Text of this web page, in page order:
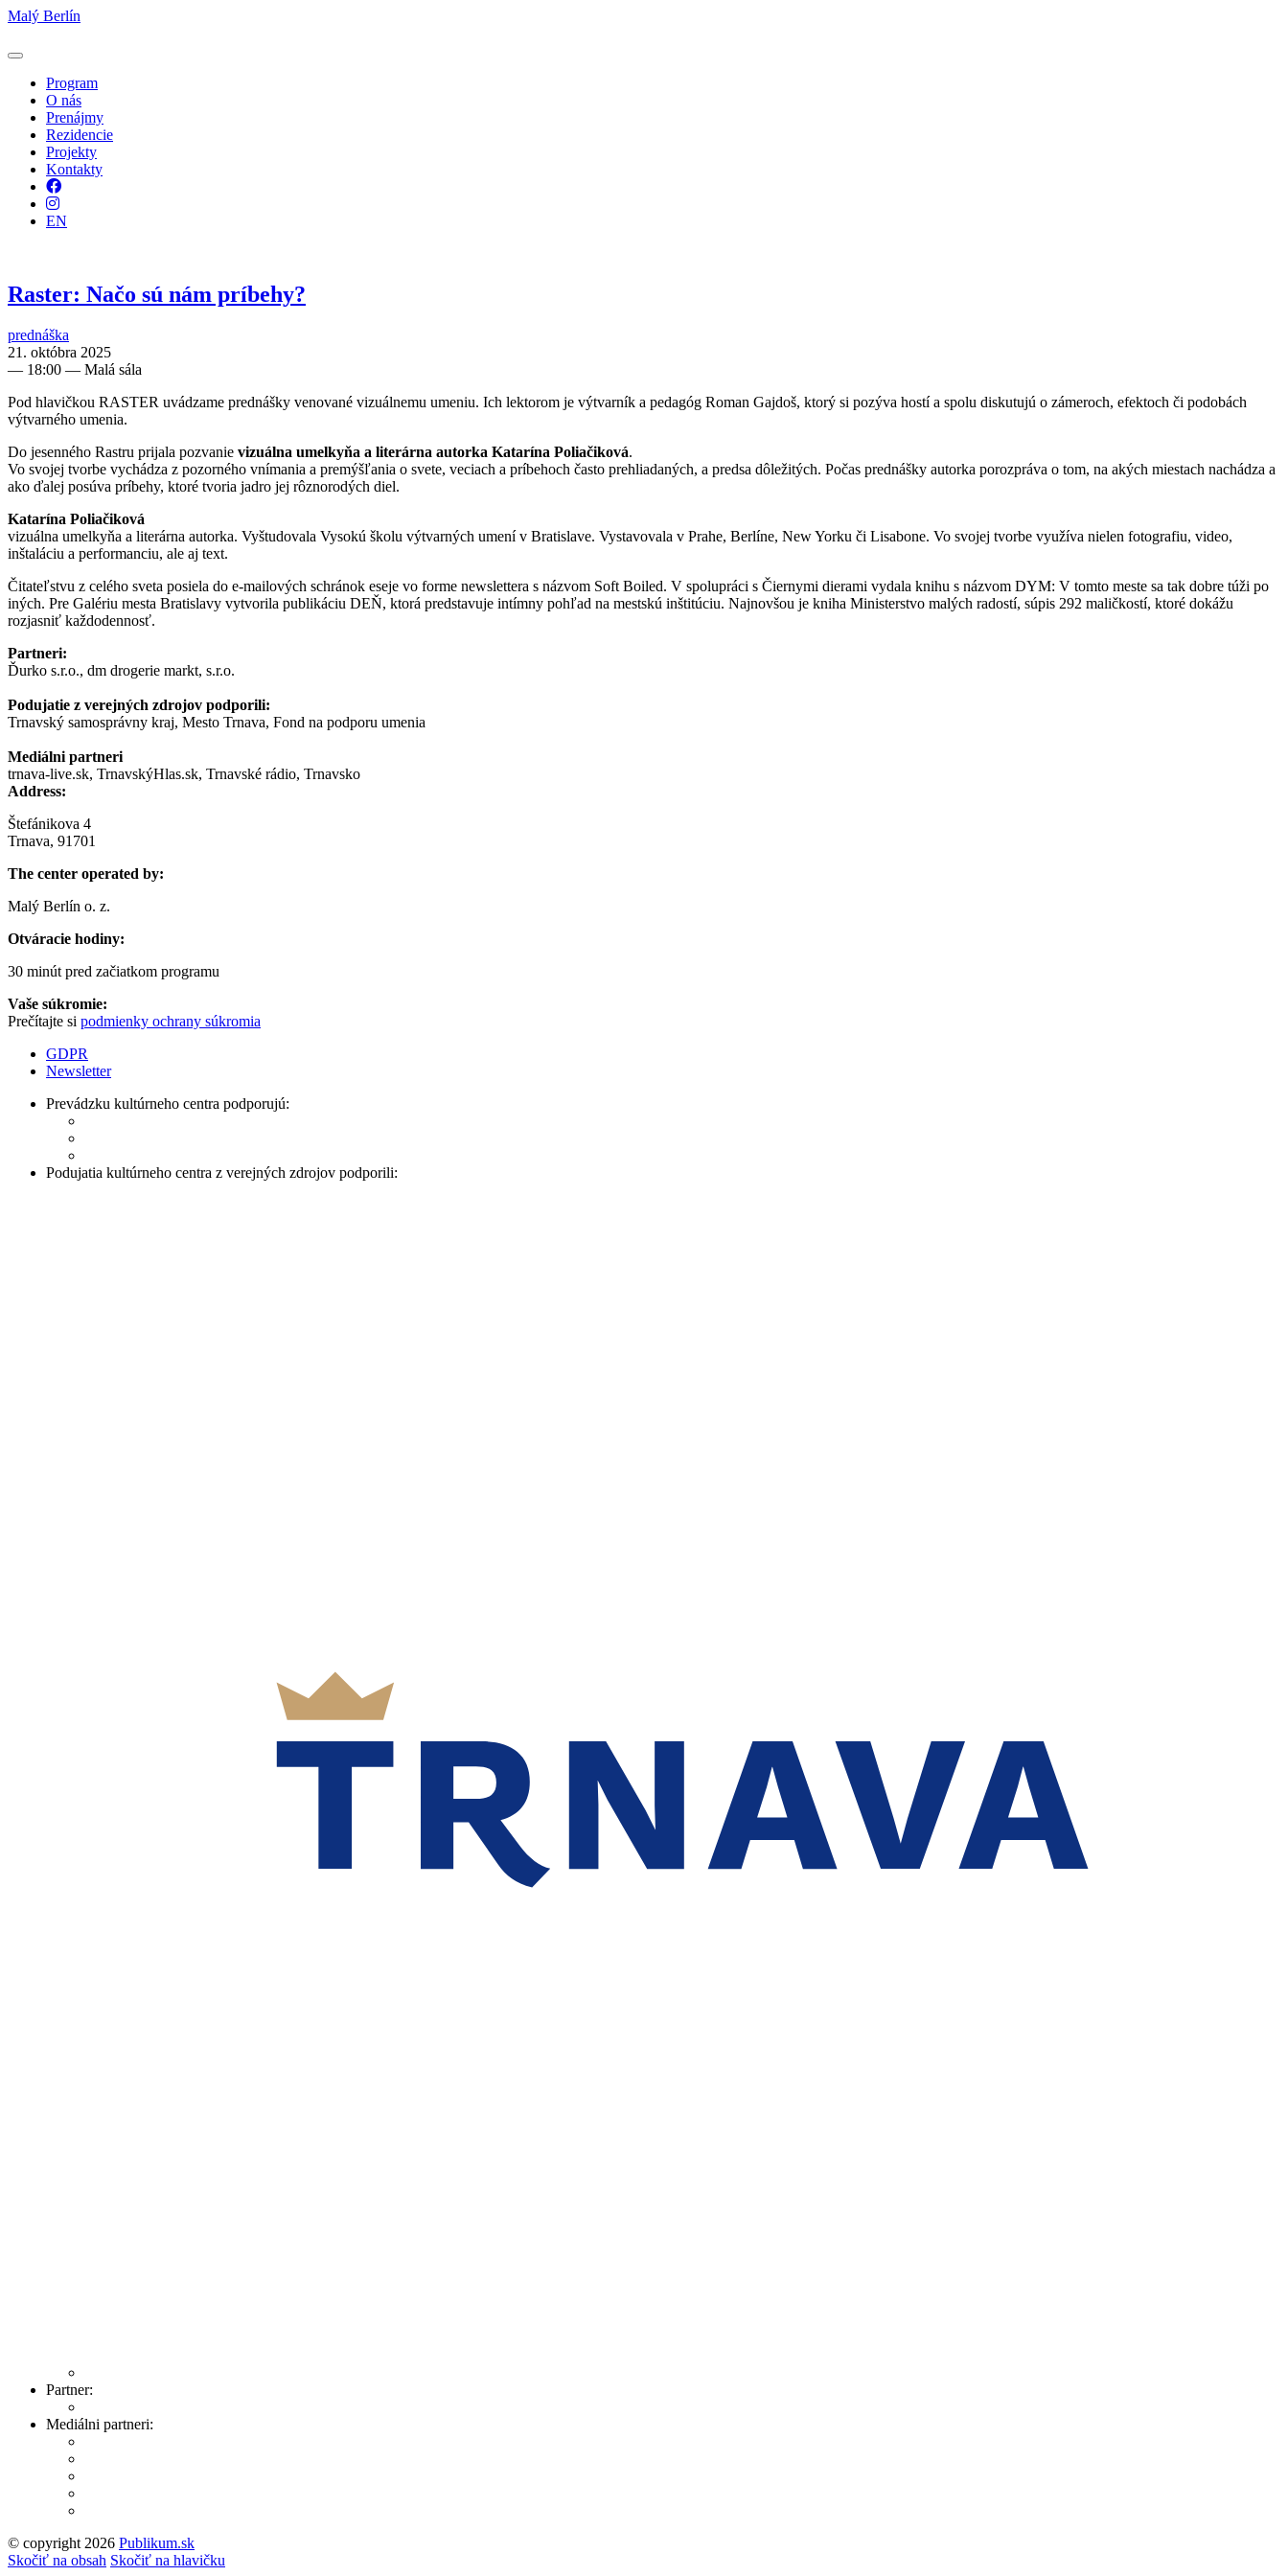
Malý Berlín
Program
O nás
Prenájmy
Rezidencie
Projekty
Kontakty
Facebook
Instagram
EN
Raster: Načo sú nám príbehy?
prednáška
21. októbra 2025
— 18:00 — Malá sála
Pod hlavičkou RASTER uvádzame prednášky venované vizuálnemu umeniu. Ich lektorom je výtvarník a pedagóg Roman Gajdoš, ktorý si pozýva hostí a spolu diskutujú o zámeroch, efektoch či podobách
výtvarného umenia.
Do jesenného Rastru prijala pozvanie vizuálna umelkyňa a literárna autorka Katarína Poliačiková.
Vo svojej tvorbe vychádza z pozorného vnímania a premýšľania o svete, veciach a príbehoch často prehliadaných, a predsa dôležitých. Počas prednášky autorka porozpráva o tom, na akých miestach nachádza a
ako ďalej posúva príbehy, ktoré tvoria jadro jej rôznorodých diel.
Katarína Poliačiková
vizuálna umelkyňa a literárna autorka. Vyštudovala Vysokú školu výtvarných umení v Bratislave. Vystavovala v Prahe, Berlíne, New Yorku či Lisabone. Vo svojej tvorbe využíva nielen fotografiu, video,
inštaláciu a performanciu, ale aj text.
Čitateľstvu z celého sveta posiela do e-mailových schránok eseje vo forme newslettera s názvom Soft Boiled. V spolupráci s Čiernymi dierami vydala knihu s názvom DYM: V tomto meste sa tak dobre túži po
iných. Pre Galériu mesta Bratislavy vytvorila publikáciu DEŇ, ktorá predstavuje intímny pohľad na mestskú inštitúciu. Najnovšou je kniha Ministerstvo malých radostí, súpis 292 maličkostí, ktoré dokážu
rozjasniť každodennosť.
Partneri:
Ďurko s.r.o., dm drogerie markt, s.r.o.
Podujatie z verejných zdrojov podporili:
Trnavský samosprávny kraj, Mesto Trnava, Fond na podporu umenia
Mediálni partneri
trnava-live.sk, TrnavskýHlas.sk, Trnavské rádio, Trnavsko
Address:
Štefánikova 4
Trnava, 91701
The center operated by:
Malý Berlín o. z.
Otváracie hodiny:
30 minút pred začiatkom programu
Vaše súkromie:
Prečítajte si podmienky ochrany súkromia
GDPR
Newsletter
Prevádzku kultúrneho centra podporujú:
Podujatia kultúrneho centra z verejných zdrojov podporili:
Partner:
Mediálni partneri:
© copyright 2026 Publikum.sk
Tvorba stránok: Enjoy
Skočiť na obsah Skočiť na hlavičku